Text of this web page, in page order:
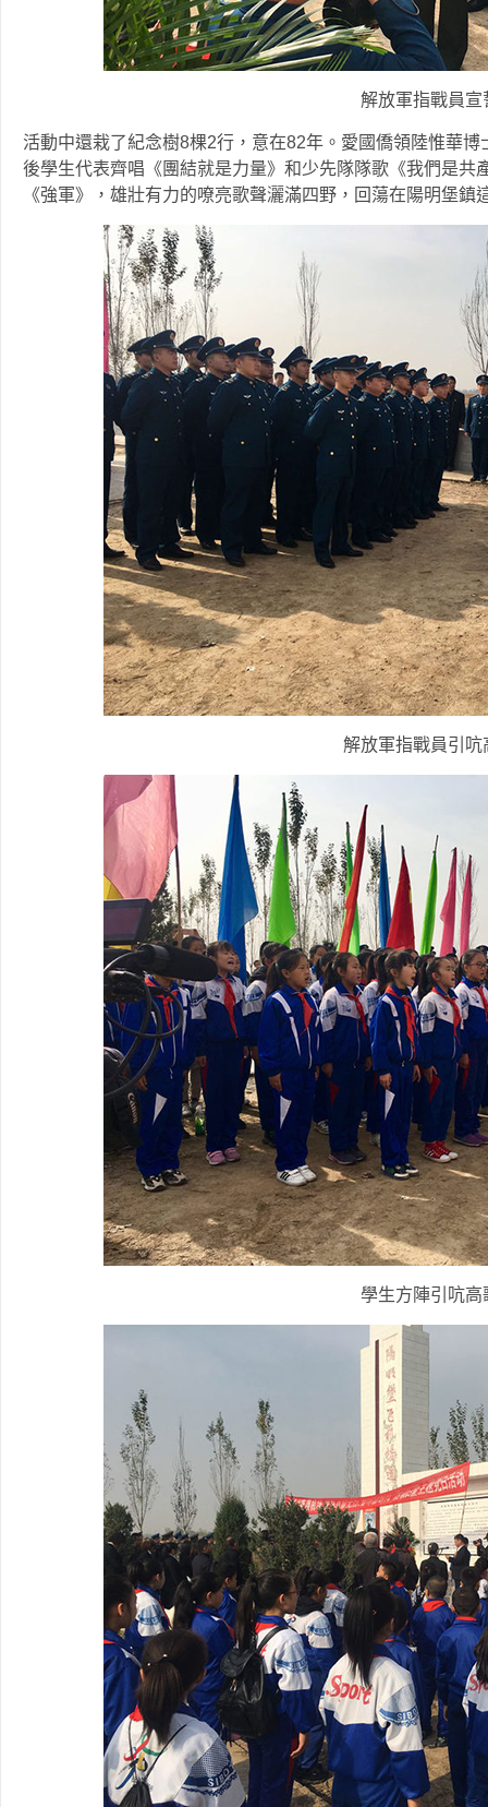
解放軍指戰員宣
活動中還栽了紀念樹8棵2行，意在82年。愛國僑領陸惟華
後學生代表齊唱《團結就是力量》和少先隊隊歌《我們是共
《強軍》，雄壯有力的嘹亮歌聲灑滿四野，回蕩在陽明堡
解放軍指戰員引吭
學生方陣引吭高